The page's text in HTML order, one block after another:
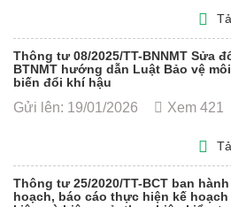
Thông tư 08/2025/TT-BNNMT Sửa
BTNMT hướng dẫn Luật Bảo vệ
biến đổi khí hậu
Gửi lên: 19/01/2026 Xem 421
Thông tư 25/2020/TT-BCT ban
hoạch, báo cáo thực hiện kế